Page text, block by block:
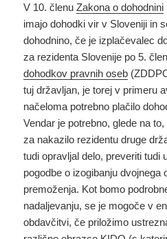
V 10. členuZakona o dohodnini
imajo dohodki vir v Sloveniji in
dohodnino, če je izplačevalec
za rezidenta Slovenije po 5.
dohodkov pravnih oseb
tuj državljan, je torej v primeru
načeloma potrebno plačilo
Vendar je potrebno, glede na
za nakazilo rezidentu druge
tudi opravljal delo, preveriti tudi
pogodbe o izogibanju dvojnega
premoženja. Kot bomo
nadaljevanju, se je mogoče v
obdavčitvi, če priložimo